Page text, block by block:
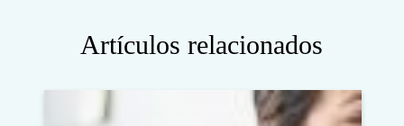
Artículos relacionados